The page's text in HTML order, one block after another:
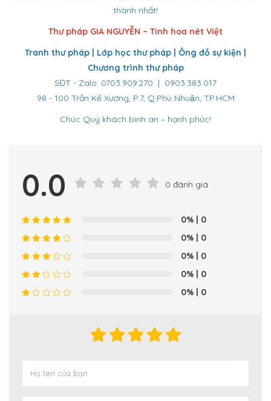
thành nhất!
Thư pháp GIA NGUYỄN – Tinh hoa nét Việt
Tranh thư pháp | Lớp học thư pháp | Ông đồ sự kiện |
Chương trình thư pháp
SĐT - Zalo: 0703.909.270 | 0903.383.017
98 - 100 Trần Kế Xương, P.7, Q.Phú Nhuận, TP.HCM
Chúc Quý khách bình an – hạnh phúc!
0.0 0 đánh giá
0% | 0
0% | 0
0% | 0
0% | 0
0% | 0